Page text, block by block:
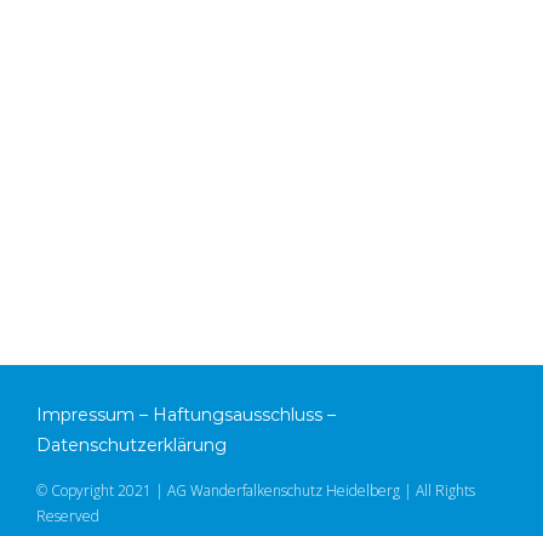
Impressum – Haftungsausschluss –
Datenschutzerklärung
© Copyright 2021 | AG Wanderfalkenschutz Heidelberg | All Rights
Reserved